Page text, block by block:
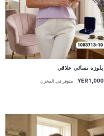
جديد
بلوزه نسائي علاقي
YER1,000 متوفر في المخزن